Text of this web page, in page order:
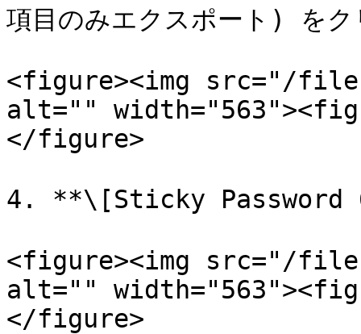
項目のみエクスポート) をク
<figure><img src="/files/
alt=""
</figure>
4. **\[Sticky Password 6
<figure><img src="/
alt=""
</figure>